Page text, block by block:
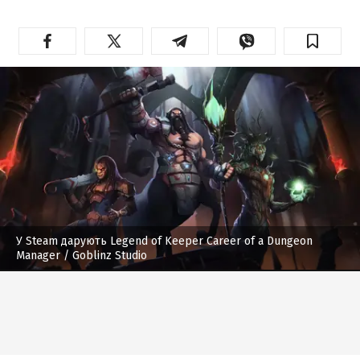
У Steam дарують Legend of Keeper Career of a Dungeon
Manager/ Goblinz Studio